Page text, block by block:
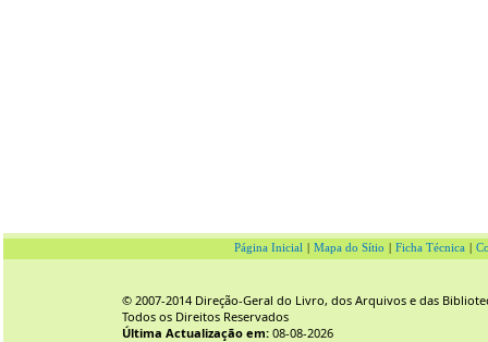
Página Inicial Mapa do Sítio Ficha Técnica
© 2007-2014 Direção-Geral do Livro, dos Arquivos e das
Todos os Direitos Reservados
Última Actualização em: 08-08-2026